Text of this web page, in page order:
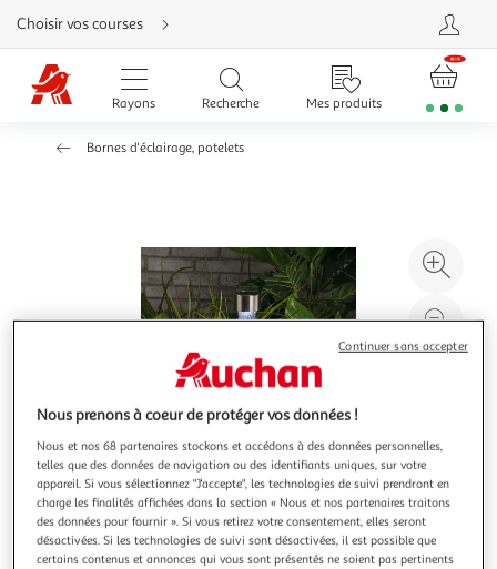
Aller
directement
au
contenu
Aller
directement
Aller
Choisir vos courses
Rayons Recherche Mes produits
Bornes d'éclairage, potelets
à
Illustration
précédente
Illustration
suivante
Nous prenons à coeur de protéger vos données !
Nous et nos 68 partenaires stockons et accédons à des données personnelles,
telles que des données de navigation ou des identifiants uniques, sur votre
appareil. Si vous sélectionnez "J'accepte", les technologies de suivi prendront en
charge les finalités affichées dans la section « Nous et nos partenaires traitons
des données pour fournir ». Si vous retirez votre consentement, elles seront
désactivées. Si les technologies de suivi sont désactivées, il est possible que
certains contenus et annonces qui vous sont présentés ne soient pas pertinents
Continuer sans accepter